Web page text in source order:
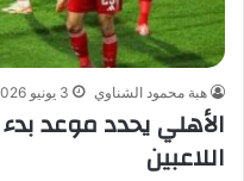
هبة محمود الشناوي 3 يونيو 2026
الأهلي يحدد موعد
اللاعبين